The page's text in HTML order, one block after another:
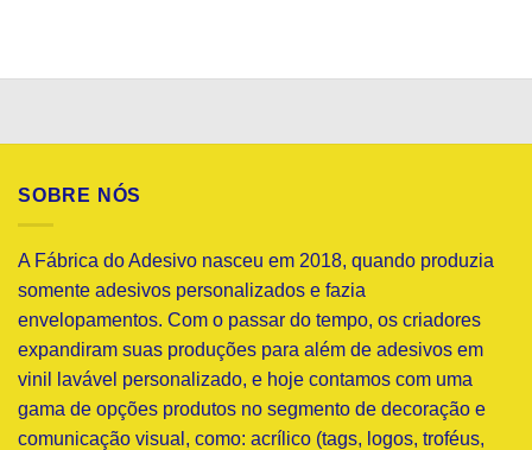
SOBRE NÓS
A Fábrica do Adesivo nasceu em 2018, quando produzia
somente adesivos personalizados e fazia
envelopamentos. Com o passar do tempo, os criadores
expandiram suas produções para além de adesivos em
vinil lavável personalizado, e hoje contamos com uma
gama de opções produtos no segmento de decoração e
comunicação visual, como: acrílico (tags, logos, troféus,